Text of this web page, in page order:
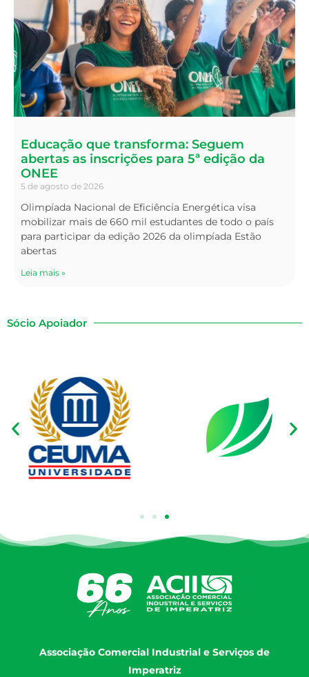
Educação que transforma: Seguem
abertas as inscrições para 5ª edição da
ONEE
5 de agosto de 2026
Olimpíada Nacional de Eficiência Energética visa
mobilizar mais de 660 mil estudantes de todo o país
para participar da edição 2026 da olimpíada Estão
abertas
Leia mais »
Sócio Apoiador
Associação Comercial Industrial e Serviços de
Imperatriz